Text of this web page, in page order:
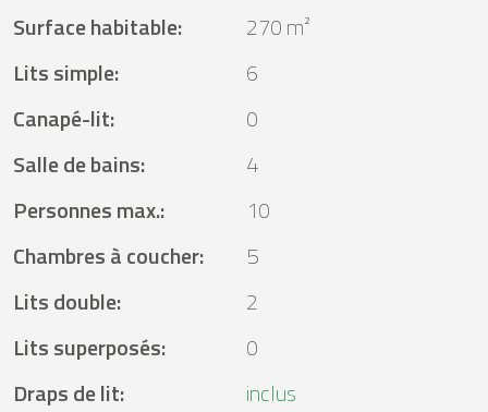
Surface habitable:
270 m²
Lits simple:
6
Canapé-lit:
0
Salle de bains:
4
Personnes max.:
10
Chambres à coucher:
5
Lits double:
2
Lits superposés:
0
Draps de lit:
inclus